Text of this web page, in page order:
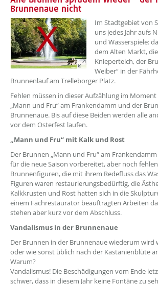
Brunnenaue nicht
???
Im Stadtgebiet von
uns jedes Jahr aufs
und Wasserspiele:
dem Alten Markt,
Knieperteich, der
Weiber“ in der
Brunnenlauf am Trelleborger Platz.
Fehlen müssen in dieser Aufzählung im
„Mann und Fru“ am Frankendamm und der
Brunnenaue. Bis auf diese Beiden werden alle
vor dem Osterfest laufen.
„Mann und Fru“ mit Kalk und Rost
Der Brunnen „Mann und Fru“ am
für die neue Saison vorbereitet, aber noch
Brunnenfiguren, die mit ihrem Redefluss das
Figuren waren restaurierungsbedürftig, die
Kalkkrusten und Rost hatten sich in die
einem Fachrestaurator beauftragten Arbeiten
stehen aber kurz vor dem Abschluss.
Vandalismus in der Brunnenaue
Der Brunnen in der Brunnenaue wiederum wird
oder wie sonst üblich nach der Kastanienblüte
Warum?
Vandalismus! Die Beschädigungen vom Ende
schwer, dass in diesem Jahr keine Fontäne zu